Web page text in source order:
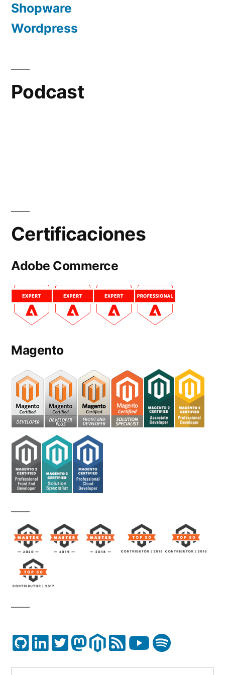
Shopware
Wordpress
Podcast
Certificaciones
Adobe Commerce
Magento